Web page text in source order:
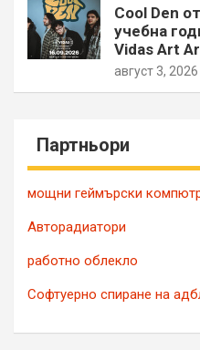
Cool Den
учебна
Vidas Art
август 3, 2026
Партньори
мощни геймърски
Авторадиатори
работно облекло
Софтуерно спиране на